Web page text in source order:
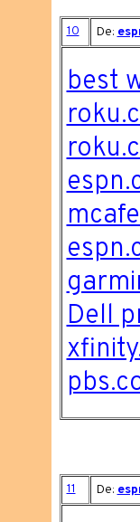
10 De:
best
Dell
11 De: